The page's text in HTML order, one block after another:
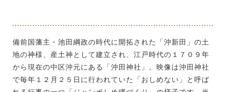
備前国藩主・池田綱政の時代に開拓された「沖新田」の土
地の神様、産土神として建立され、江戸時代の１７０９年
から現在の中区沖元にある「沖田神社」。映像は沖田神社
で毎年１２月２５日に行われていた「おしめない」と呼ば